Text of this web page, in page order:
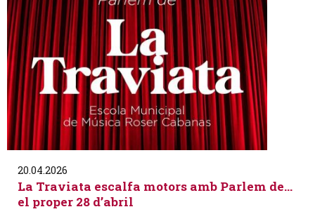
20.04.2026
La Traviata escalfa motors amb Parlem de…
el proper 28 d’abril